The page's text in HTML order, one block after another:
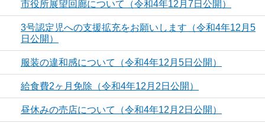
市役所展望回廊について（令和4年12月7日公開）
3号認定児への支援拡充をお願いします（令和4年12月5
日公開）
服装の違和感について（令和4年12月5日公開）
給食費2ヶ月免除（令和4年12月2日公開）
昼休みの売店について（令和4年12月2日公開）